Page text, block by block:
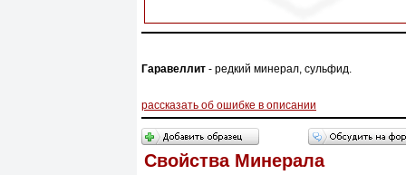
Гаравеллит - редкий минерал, сульфид.
рассказать об ошибке в описании
Свойства Минерала